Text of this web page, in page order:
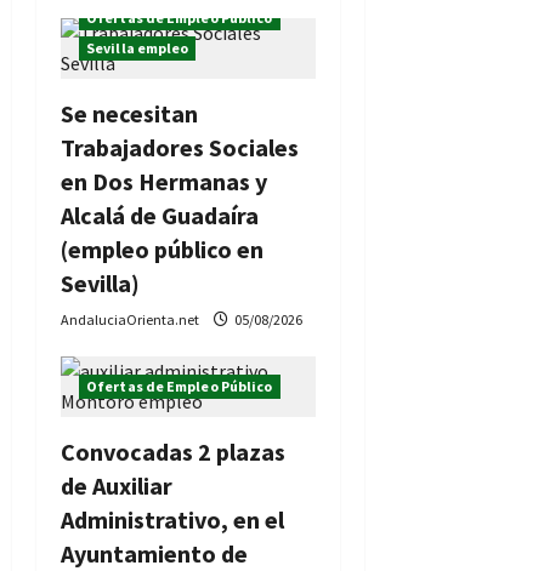
Ofertas de Empleo Público
Sevilla empleo
Se necesitan
Trabajadores Sociales
en Dos Hermanas y
Alcalá de Guadaíra
(empleo público en
Sevilla)
AndaluciaOrienta.net 05/08/2026
Ofertas de Empleo Público
Convocadas 2 plazas
de Auxiliar
Administrativo, en el
Ayuntamiento de